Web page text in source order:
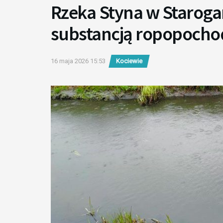
Rzeka Styna w
substancją
16 maja 2026 15:53 Kociewie